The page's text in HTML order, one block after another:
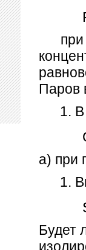
при
Паров
СО
а) при
Будет